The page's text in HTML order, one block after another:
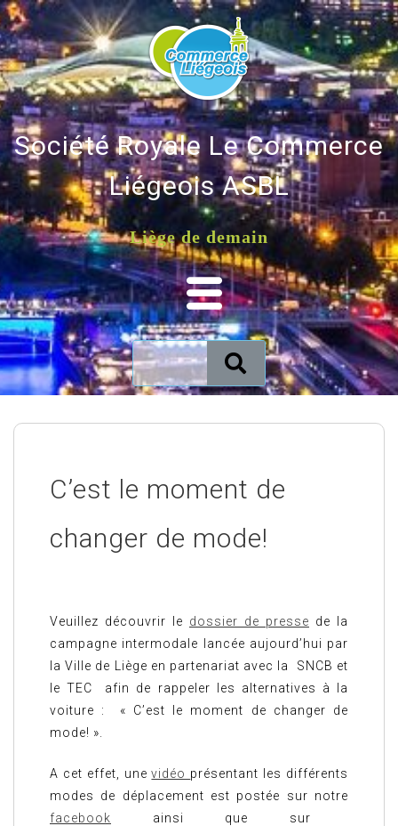
Société Royale Le Commerce
Liégeois ASBL
Liège de demain
C’est le moment de
changer de mode!
Veuillez découvrir le dossier de presse de la
campagne intermodale lancée aujourd’hui par
la Ville de Liège en partenariat avec la SNCB et
le TEC afin de rappeler les alternatives à la
voiture : « C’est le moment de changer de
mode! ».
A cet effet, unevidéo présentant les différents
modes de déplacement est postée sur notre
facebook ainsi que sur